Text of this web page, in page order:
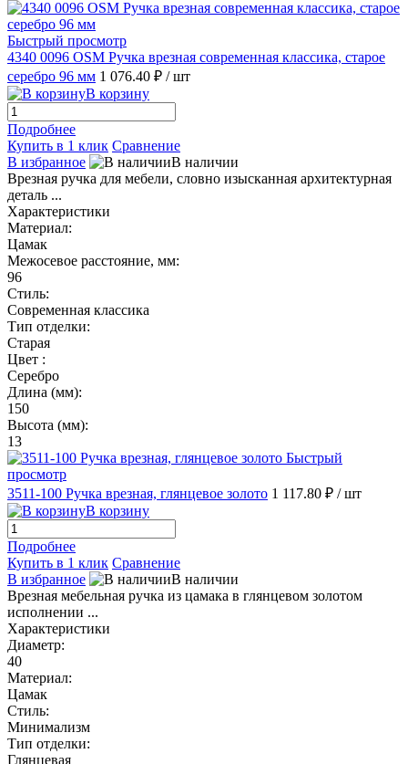
Быстрый просмотр
4340 0096 OSM Ручка врезная современная классика, старое
серебро 96 мм 1 076.40 ₽ / шт
В корзину
Подробнее
Купить в 1 клик Сравнение
В избранное
В наличии
Врезная ручка для мебели, словно изысканная архитектурная
деталь ...
Характеристики
Материал:
Цамак
Межосевое расстояние, мм:
96
Стиль:
Современная классика
Тип отделки:
Старая
Цвет :
Серебро
Длина (мм):
150
Высота (мм):
13
Быстрый
просмотр
3511-100 Ручка врезная, глянцевое золото 1 117.80 ₽ / шт
В корзину
Подробнее
Купить в 1 клик Сравнение
В избранное
В наличии
Врезная мебельная ручка из цамака в глянцевом золотом
исполнении ...
Характеристики
Диаметр:
40
Материал:
Цамак
Стиль:
Минимализм
Тип отделки:
Глянцевая